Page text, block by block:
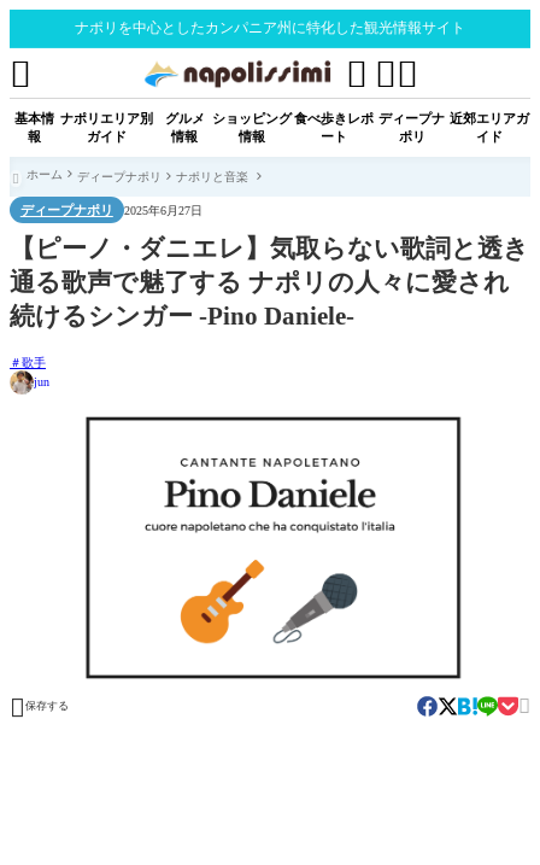
ナポリを中心としたカンパニア州に特化した観光情報サイト
基本情
報
ナポリエリア別
ガイド
グルメ
情報
ショッピング
情報
食べ歩きレポ
ート
ディープナ
ポリ
近郊エリアガ
イド
 

 ホーム ディープナポリ ナポリと音楽
ディープナポリ 2025年6月27日
【ピーノ・ダニエレ】気取らない歌詞と透き
通る歌声で魅了する ナポリの人々に愛され
続けるシンガー -Pino Daniele-
歌手
jun
 保存する 